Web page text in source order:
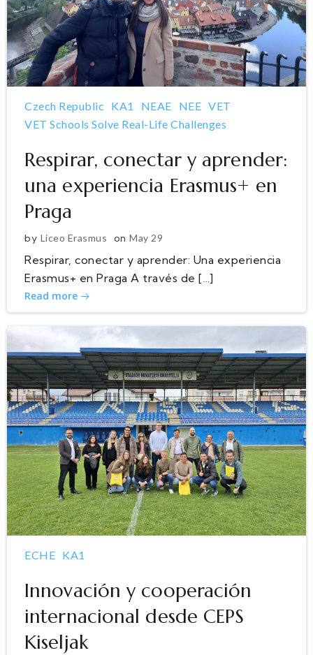
Czech Republic KA1 NEAE NEE VET
VET Schools Solve Real-Life Challenges
Respirar, conectar y aprender:
una experiencia Erasmus+ en
Praga
by Liceo Erasmus on May 29
Respirar, conectar y aprender: Una experiencia
Erasmus+ en Praga A través de […]
Read more
ECHE KA1
Innovación y cooperación
internacional desde CEPS
Kiseljak